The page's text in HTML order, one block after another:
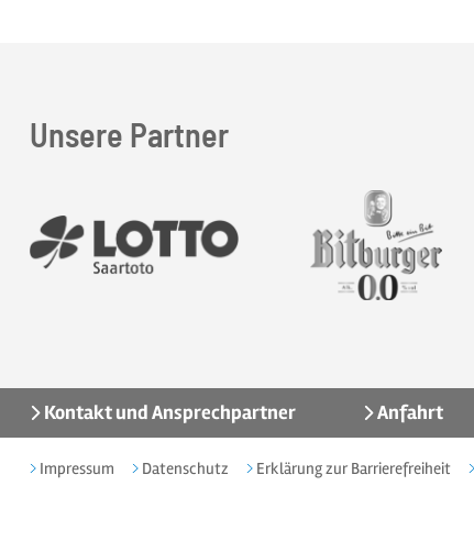
Unsere Partner
Kontakt und Ansprechpartner Anfahrt
Impressum Datenschutz Erklärung zur Barrierefreiheit